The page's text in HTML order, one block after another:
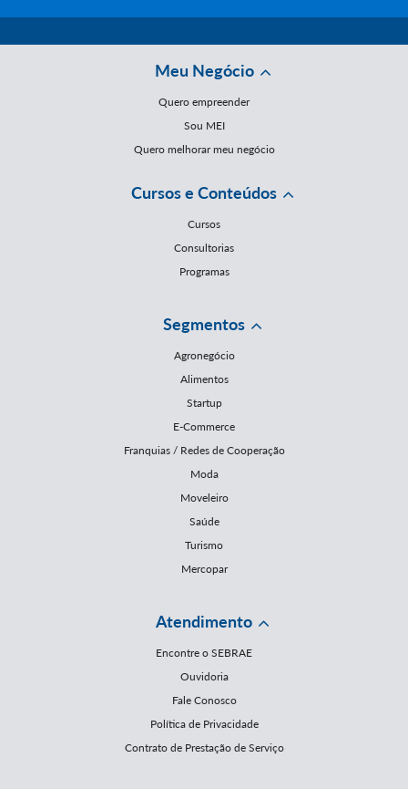
Meu Negócio
Quero empreender
Sou MEI
Quero melhorar meu negócio
Cursos e Conteúdos
Cursos
Consultorias
Programas
Segmentos
Agronegócio
Alimentos
Startup
E-Commerce
Franquias / Redes de Cooperação
Moda
Moveleiro
Saúde
Turismo
Mercopar
Atendimento
Encontre o SEBRAE
Ouvidoria
Fale Conosco
Política de Privacidade
Contrato de Prestação de Serviço